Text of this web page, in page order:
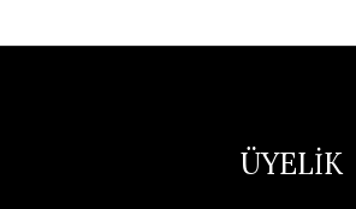
ÜYELİK